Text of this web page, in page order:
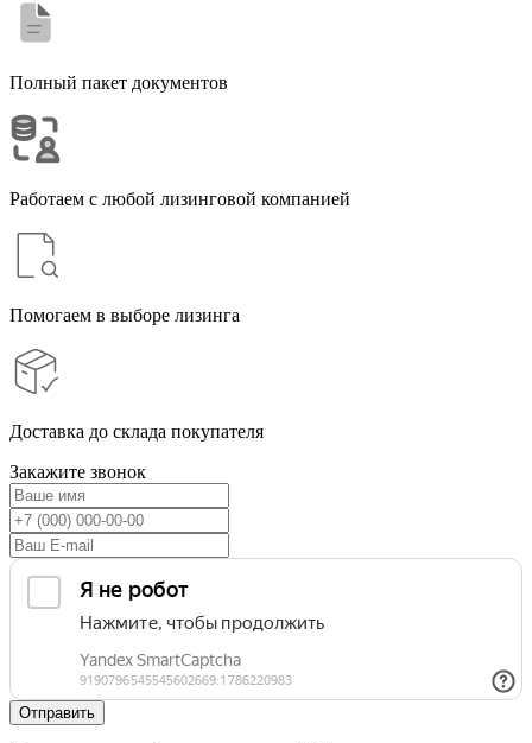
Полный пакет документов
Работаем с любой лизинговой компанией
Помогаем в выборе лизинга
Доставка до склада покупателя
Закажите звонок